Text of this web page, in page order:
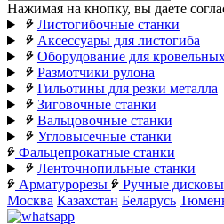
Нажимая на кнопку, вы даете
Листогибочные станки
Аксессуары для листогиба
Оборудование для
Размотчики рулона
Гильотины для резки металла
Зиговочные станки
Вальцовочные станки
Угловысечные станки
Фальцепрокатные станки
Ленточнопильные станки
Арматурорезы
Ручные
Москва Казахстан Беларусь